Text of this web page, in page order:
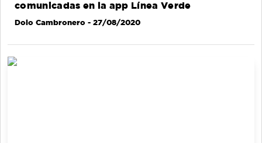
comunicadas en la app Línea Verde
Dolo Cambronero - 27/08/2020